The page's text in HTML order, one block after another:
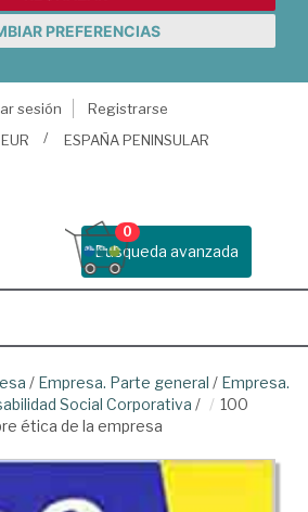
PREFERENCIAS
sesión
Registrarse
EUR ESPAÑA PENINSULAR
Busqueda avanzada
0
/ Empresa. Parte general / Empresa.
Social Corporativa /
100
ética de la empresa